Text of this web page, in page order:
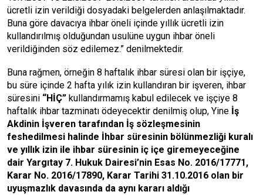
ücretli izin verildiği dosyadaki belgelerden anlaşılmaktadır.
Buna göre davacıya ihbar öneli içinde yıllık ücretli izin
kullandırılmış olduğundan usulüne uygun ihbar öneli
verildiğinden söz edilemez.” denilmektedir.
Buna rağmen, örneğin 8 haftalık ihbar süresi olan bir işçiye,
bu süre içinde 2 hafta yılık izin kullandıran bir işveren, ihbar
süresini “HİÇ” kullandırmamış kabul edilecek ve işçiye 8
haftalık ihbar tazminatı ödeyecektir denilmiş olup, Yine İş
Akdinin İşveren tarafından İş sözleşmesinin
feshedilmesi halinde İhbar süresinin bölünmezliği kuralı
ve yıllık izin ile ihbar süresinin iç içe giremeyeceğine
dair Yargıtay 7. Hukuk Dairesi’nin Esas No. 2016/17771,
Karar No. 2016/17890, Karar Tarihi 31.10.2016 olan bir
uyuşmazlık davasında da aynı kararı aldığı